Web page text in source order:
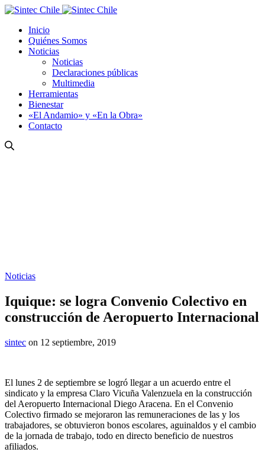
Inicio
Quiénes Somos
Noticias
Noticias
Declaraciones públicas
Multimedia
Herramientas
Bienestar
«El Andamio» y «En la Obra»
Contacto
Noticias
Iquique: se logra Convenio Colectivo en
construcción de Aeropuerto Internacional
sintec on 12 septiembre, 2019
El lunes 2 de septiembre se logró llegar a un acuerdo entre el
sindicato y la empresa Claro Vicuña Valenzuela en la construcción
del Aeropuerto Internacional Diego Aracena. En el Convenio
Colectivo firmado se mejoraron las remuneraciones de las y los
trabajadores, se obtuvieron bonos escolares, aguinaldos y el cambio
de la jornada de trabajo, todo en directo beneficio de nuestros
afiliados.